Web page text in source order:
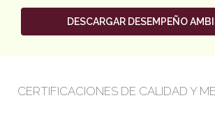
DESCARGAR DESEMPEÑO
CERTIFICACIONES DE CALIDAD Y